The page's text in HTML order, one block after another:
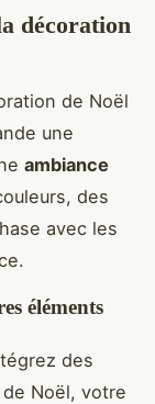
décoration
de Noël
une
ambiance
des
avec les
éléments
des
Noël, votre